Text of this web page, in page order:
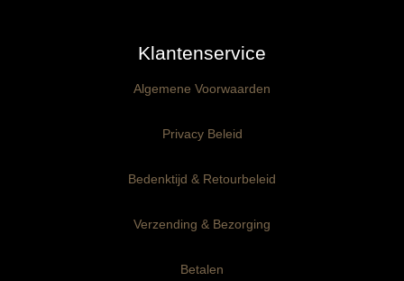
3mm dik
6mm dik
Kant-en-Klaar panelen
3mm dik
6mm dik
Ophangklaar panelen
Maatwerk
Klantenservice
Algemene Voorwaarden
Privacy Beleid
Bedenktijd & Retourbeleid
Verzending & Bezorging
Betalen